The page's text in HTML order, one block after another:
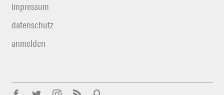
impressum
datenschutz
anmelden